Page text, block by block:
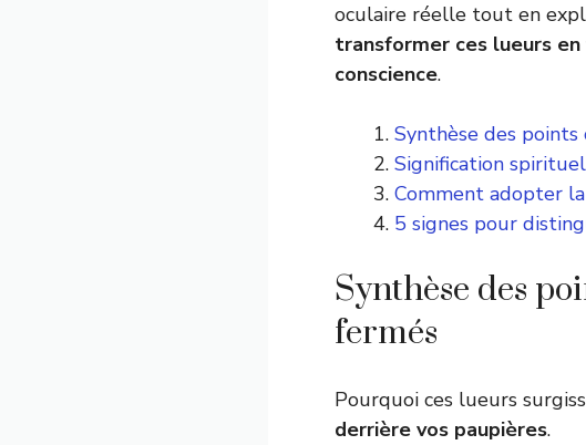
oculaire réelle tout en
transformer ces lueurs
conscience.
Synthèse des points
Signification
Comment adopter
5 signes pour
Synthèse des
fermés
Pourquoi ces lueurs
derrière vos paupières.